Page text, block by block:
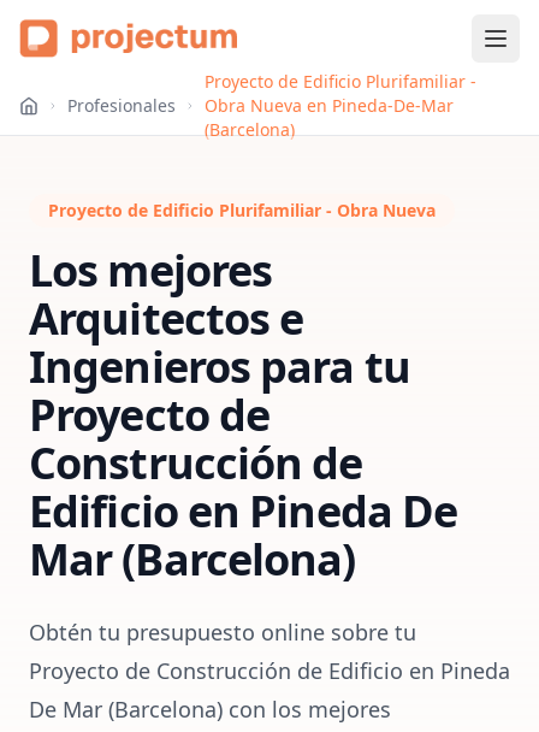
Profesionales
Proyecto de Edificio Plurifamiliar -
Obra Nueva en Pineda-De-Mar
(Barcelona)
Proyecto de Edificio Plurifamiliar - Obra Nueva
Los mejores
Arquitectos e
Ingenieros para tu
Proyecto de
Construcción de
Edificioen Pineda De
Mar (Barcelona)
Obtén tu presupuesto online sobre tu
Proyecto de Construcción de Edificio en Pineda
De Mar (Barcelona) con los mejores